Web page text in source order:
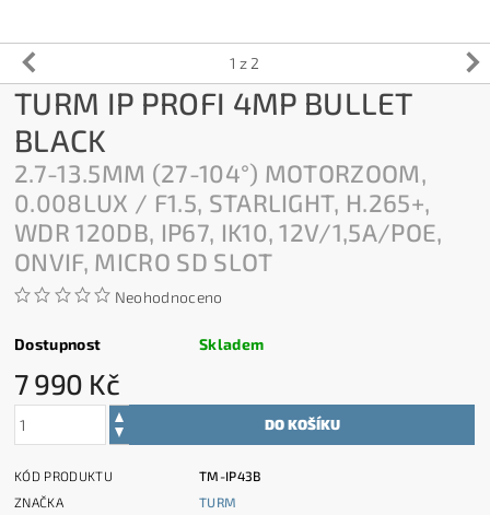
1 z 2
TURM IP PROFI 4MP BULLET
BLACK
2.7-13.5MM (27-104°) MOTORZOOM,
0.008LUX / F1.5, STARLIGHT, H.265+,
WDR 120DB, IP67, IK10, 12V/1,5A/POE,
ONVIF, MICRO SD SLOT
Neohodnoceno
Dostupnost Skladem
7 990 Kč
KÓD PRODUKTU
TM-IP43B
ZNAČKA
TURM